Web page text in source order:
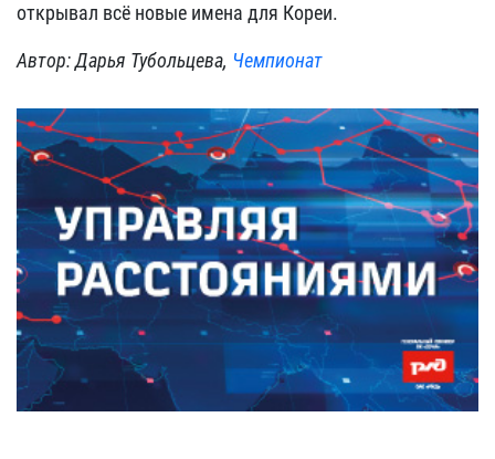
открывал всё новые имена для Кореи.
Автор: Дарья Тубольцева, Чемпионат